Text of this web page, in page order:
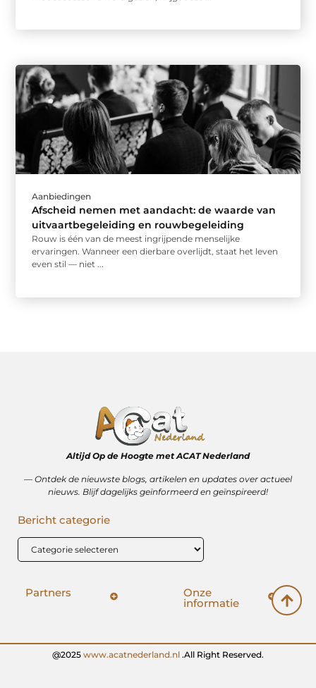
Aanbiedingen
Afscheid nemen met aandacht: de waarde van
uitvaartbegeleiding en rouwbegeleiding
Rouw is één van de meest ingrijpende menselijke
ervaringen. Wanneer een dierbare overlijdt, staat het leven
even stil — niet ...
Altijd Op de Hoogte met ACAT Nederland
–– Ontdek de nieuwste blogs, artikelen en updates over actueel
nieuws. Blijf dagelijks geïnformeerd en geïnspireerd!
Bericht categorie
Partners Onze
informatie
@2025 www.acatnederland.nl .All Right Reserved.